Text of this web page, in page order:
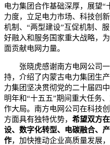
电力集团合作基础深厚，展望“
力度，立足电力市场、科技创
机制、“两型建设”互促机制、
好融入和服务国家重大战略，
面贡献电网力量。
张晓虎感谢南方电网公司
持，介绍了内蒙古电力集团生
力集团坚决贯彻党的二十届四
明年和“十五五”期间重大任务
作大局。南方电网公司在科技
方面具有独特优势， 希望双方
设、数字化转型、电碳融合、
作，加快推动企业高质量发展